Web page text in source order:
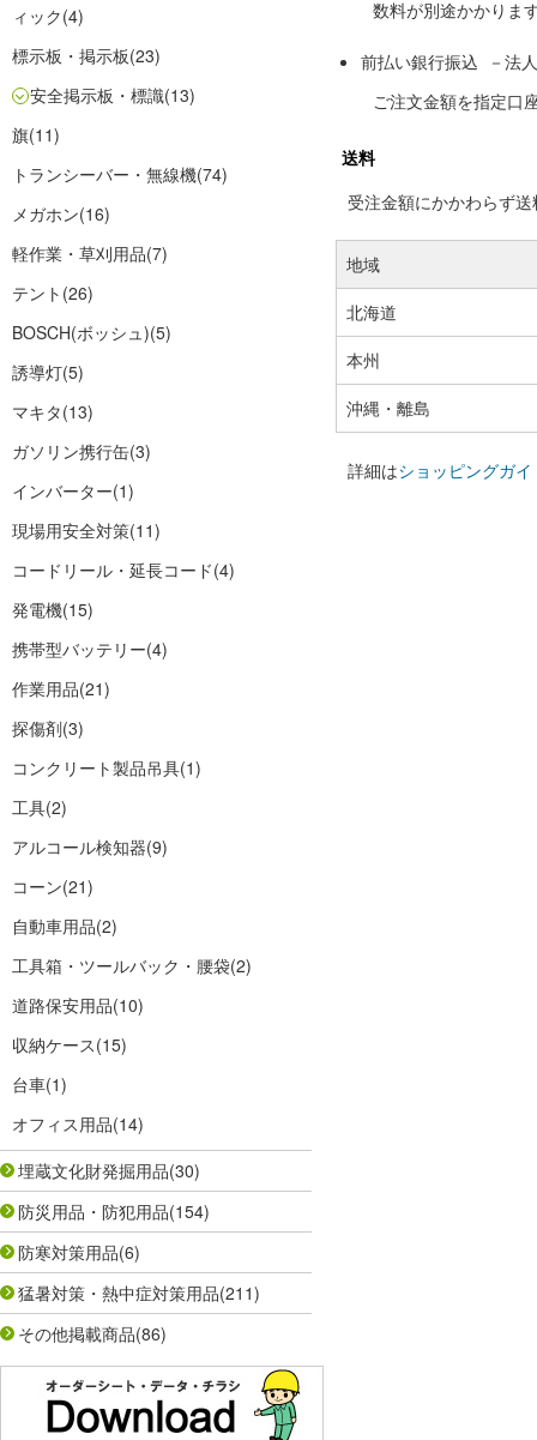
ィック(4)
標示板・掲示板(23)
安全掲示板・標識(13)
旗(11)
トランシーバー・無線機(74)
メガホン(16)
軽作業・草刈用品(7)
テント (26)
BOSCH(ボッシュ)(5)
誘導灯(5)
マキタ(13)
ガソリン携行缶(3)
インバーター(1)
現場用安全対策(11)
コードリール・延長コード(4)
発電機(15)
携帯型バッテリー(4)
作業用品(21)
探傷剤(3)
コンクリート製品吊具(1)
工具(2)
アルコール検知器(9)
コーン(21)
自動車用品(2)
工具箱・ツールバック・腰袋(2)
道路保安用品(10)
収納ケース(15)
台車(1)
オフィス用品(14)
埋蔵文化財発掘用品(30)
防災用品・防犯用品(154)
防寒対策用品(6)
猛暑対策・熱中症対策用品(211)
その他掲載商品(86)
数料が別途かかりま
前払い銀行振込 －法
ご注文金額を指定口
送料
受注金額にかかわらず
地域
北海道
本州
沖縄・離島
詳細はショッピングガイ